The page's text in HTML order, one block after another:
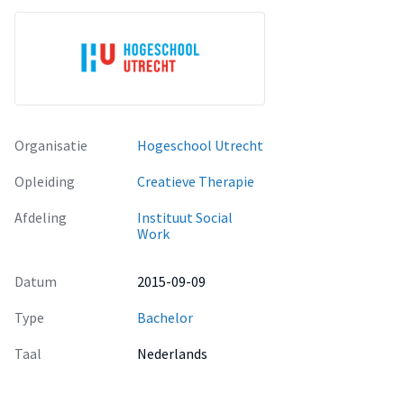
Organisatie
Hogeschool Utrecht
Opleiding
Creatieve Therapie
Afdeling
Instituut Social
Work
Datum
2015-09-09
Type
Bachelor
Taal
Nederlands